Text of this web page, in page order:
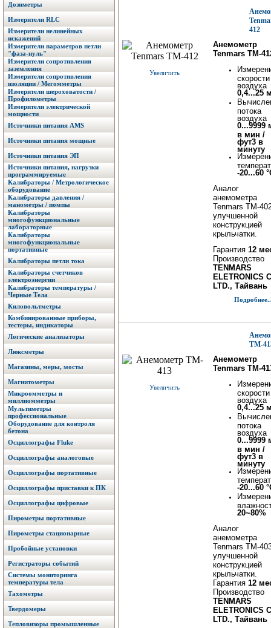
Дозиметры
Измерители RLC
Измерители нелинейных
искажений
Измерители параметров петли
"фаза-нуль"
Измерители сопротивления
заземления
Измерители сопротивления
изоляции / Мегомметры
Измерители шероховатости /
Профилометры
Измерители электрической
мощности
Источники питания AMS
Источники питания мощные
Источники питания ЭП
Источники питания, нагрузки
программируемые
Калибраторы / Метрологическое
оборудование
Калибраторы давления /
манометры / помпы
Калибраторы
многофункциональные
лабораторные
Калибраторы
многофункциональные
портативные
Калибраторы петли тока
Калибраторы счетчиков
электроэнергии
Калибраторы температуры /
Черные Тела
Киловольтметры
Комбинированные приборы,
тестеры, индикаторы
Логические анализаторы
Люксметры
Магазины, меры, мосты
Магнитометры
Микроомметры и
миллиомметры
Мультиметры
профессиональные
Оборудование для контроля
бетона
Осциллографы Fluke
Осциллографы аналоговые
Осциллографы портативные
Осциллографы приставки к ПК
Осциллографы цифровые
Пирометры портативные
Пирометры стационарные
Пробойные установки
Регистраторы событий
Системы мониторинга
температуры тела
Тахометры
Твердомеры
Тепловизоры промышленные
412
Увеличить
Анемометр
Tenmars TM-
скорости
воздуха
0,4...25
потока
воздуха
0...9999
в мин /
фут3 в
минуту
-20...60
Аналог
анемометра
Tenmars TM-
улучшенной
конструкцией
крыльчатки.
Гарантия 12
Производство
TENMARS
ELETRONICS
LTD., Тайвань
TM-
Увеличить
Анемометр
Tenmars TM-
скорости
воздуха
0,4...25
потока
воздуха
0...9999
в мин /
фут3 в
минуту
-20...60
20~80%
Аналог
анемометра
Tenmars TM-
улучшенной
конструкцией
крыльчатки.
Гарантия 12
Производство
TENMARS
ELETRONICS
LTD., Тайвань